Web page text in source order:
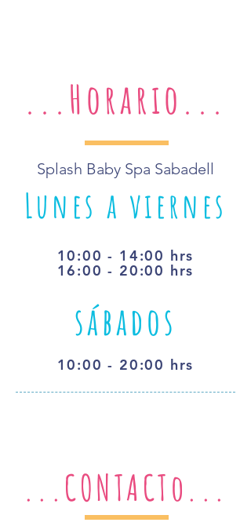
...Horario...
Splash Baby Spa Sabadell
Lunes a viernes
10:00 - 14:00 hrs
16:00 - 20:00 hrs
sábados
10:00 - 20:00 hrs
...CONTACTo...